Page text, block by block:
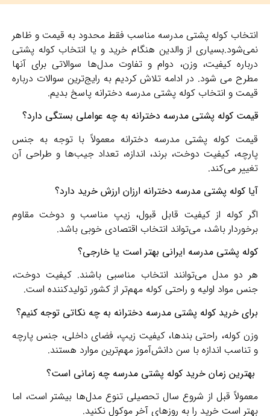
انتخاب کوله پشتی مدرسه مناسب فقط محدود به قیمت و ظاهر
نمی‌شود.بسیاری از والدین هنگام خرید و یا انتخاب کوله پشتی
درباره کیفیت، وزن، دوام و تفاوت مدل‌ها سوالاتی برای آنها
مطرح می شود. در ادامه تلاش کردیم به رایج‌ترین سوالات درباره
قیمت و انتخاب کوله پشتی مدرسه دخترانه پاسخ بدیم.
قیمت کوله پشتی مدرسه دخترانه به چه عواملی بستگی دارد؟
قیمت کوله پشتی مدرسه دخترانه معمولاً با توجه به جنس
پارچه، کیفیت دوخت، برند، اندازه، تعداد جیب‌ها و طراحی آن
تغییر می‌کند.
آیا کوله پشتی مدرسه دخترانه ارزان ارزش خرید دارد؟
اگر کوله از کیفیت قابل قبول، زیپ مناسب و دوخت مقاوم
برخوردار باشد، می‌تواند انتخاب اقتصادی خوبی باشد.
کوله پشتی مدرسه ایرانی بهتر است یا خارجی؟
هر دو مدل می‌توانند انتخاب مناسبی باشند. کیفیت دوخت،
جنس مواد اولیه و راحتی کوله مهم‌تر از کشور تولیدکننده است.
برای خرید کوله پشتی مدرسه دخترانه به چه نکاتی توجه کنیم؟
وزن کوله، راحتی بندها، کیفیت زیپ، فضای داخلی، جنس پارچه
و تناسب اندازه با سن دانش‌آموز مهم‌ترین موارد هستند.
بهترین زمان خرید کوله پشتی مدرسه چه زمانی است؟
معمولاً قبل از شروع سال تحصیلی تنوع مدل‌ها بیشتر است، اما
بهتر است خرید را به روزهای آخر موکول نکنید.